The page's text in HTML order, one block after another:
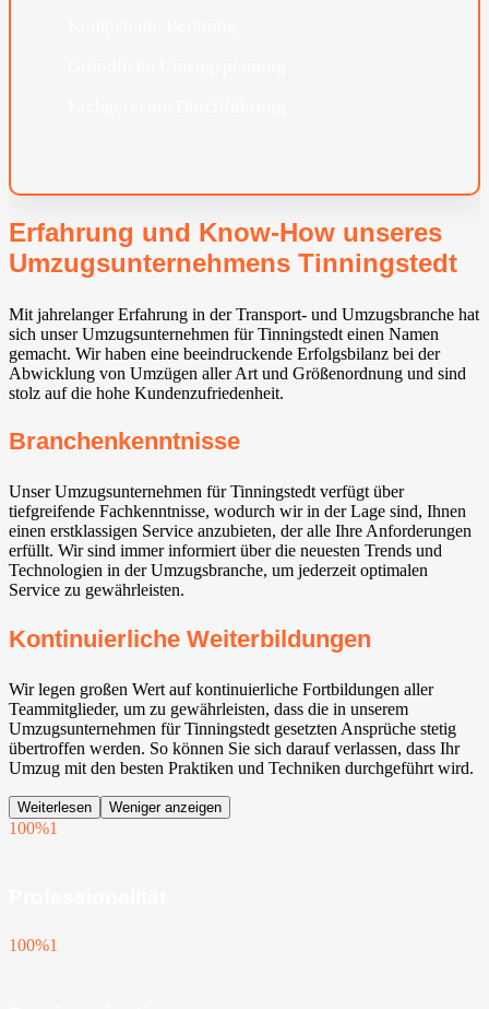
Erfahrung und Know-How unseres
Umzugsunternehmens Tinningstedt
Mit jahrelanger Erfahrung in der Transport- und Umzugsbranche hat
sich unser Umzugsunternehmen für Tinningstedt einen Namen
gemacht. Wir haben eine beeindruckende Erfolgsbilanz bei der
Abwicklung von Umzügen aller Art und Größenordnung und sind
stolz auf die hohe Kundenzufriedenheit.
Branchenkenntnisse
Unser Umzugsunternehmen für Tinningstedt verfügt über
tiefgreifende Fachkenntnisse, wodurch wir in der Lage sind, Ihnen
einen erstklassigen Service anzubieten, der alle Ihre Anforderungen
erfüllt. Wir sind immer informiert über die neuesten Trends und
Technologien in der Umzugsbranche, um jederzeit optimalen
Service zu gewährleisten.
Kontinuierliche Weiterbildungen
Wir legen großen Wert auf kontinuierliche Fortbildungen aller
Teammitglieder, um zu gewährleisten, dass die in unserem
Umzugsunternehmen für Tinningstedt gesetzten Ansprüche stetig
übertroffen werden. So können Sie sich darauf verlassen, dass Ihr
Umzug mit den besten Praktiken und Techniken durchgeführt wird.
Weiterlesen Weniger anzeigen
100%1
100%1